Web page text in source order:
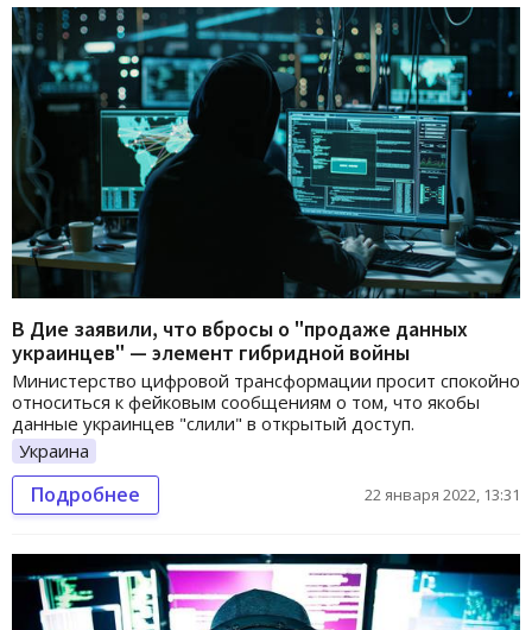
В Дие заявили, что вбросы о "продаже данных
украинцев" — элемент гибридной войны
Министерство цифровой трансформации просит спокойно
относиться к фейковым сообщениям о том, что якобы
данные украинцев "слили" в открытый доступ.
Украина
Подробнее 22 января 2022, 13:31